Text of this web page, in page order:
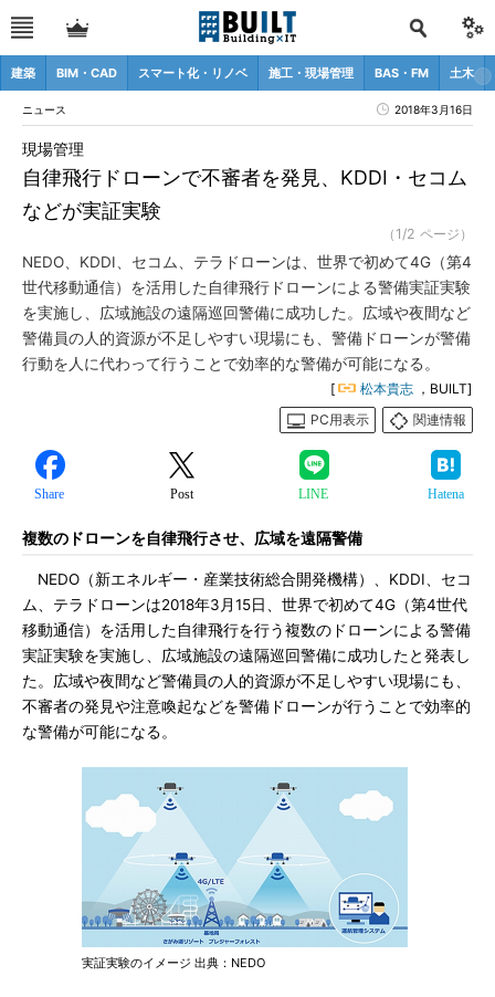
建築 BIM・CAD スマート化・リノベ 施工・現場管理 BAS・FM 土木
ニュース 2018年3月16日
自律飛行ドローンで不審者を発見、KDDI・セコム
などが実証実験
現場管理
（1/2 ページ）
NEDO、KDDI、セコム、テラドローンは、世界で初めて4G（第4
世代移動通信）を活用した自律飛行ドローンによる警備実証実験
を実施し、広域施設の遠隔巡回警備に成功した。広域や夜間など
警備員の人的資源が不足しやすい現場にも、警備ドローンが警備
行動を人に代わって行うことで効率的な警備が可能になる。
[ 松本貴志 ，BUILT]
PC用表示
関連情報
Share Post LINE Hatena
複数のドローンを自律飛行させ、広域を遠隔警備
NEDO（新エネルギー・産業技術総合開発機構）、KDDI、セコ
ム、テラドローンは2018年3月15日、世界で初めて4G（第4世代
移動通信）を活用した自律飛行を行う複数のドローンによる警備
実証実験を実施し、広域施設の遠隔巡回警備に成功したと発表し
た。広域や夜間など警備員の人的資源が不足しやすい現場にも、
不審者の発見や注意喚起などを警備ドローンが行うことで効率的
な警備が可能になる。
実証実験のイメージ 出典：NEDO